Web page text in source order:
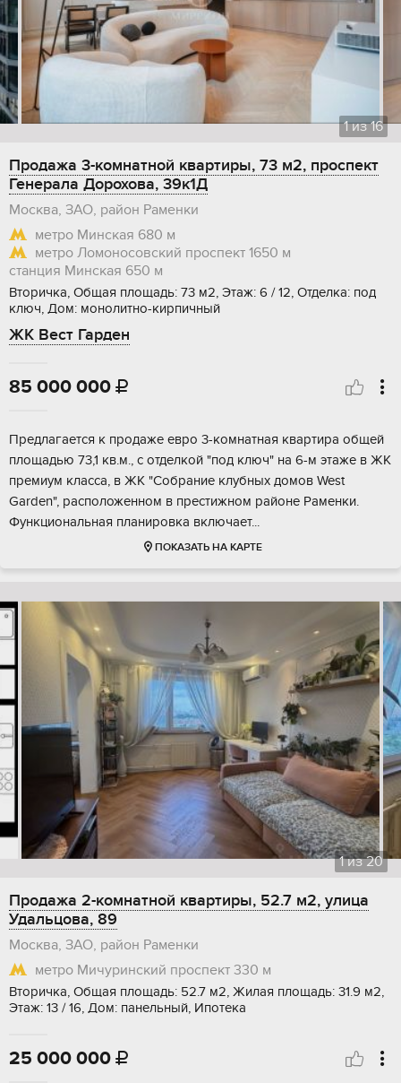
1из16
Продажа 3-комнатной квартиры, 73 м2, проспект
Генерала Дорохова, 39к1Д
Москва, ЗАО, район Раменки
метро Минская 680 м
метро Ломоносовский проспект 1650 м
станция Минская 650 м
Вторичка, Общая площадь: 73 м2, Этаж: 6 / 12, Отделка: под
ключ, Дом: монолитно-кирпичный
ЖК Вест Гарден
85 000 000 
Предлагается к продаже евро 3-комнатная квартира общей
площадью 73,1 кв.м., с отделкой "под ключ" на 6-м этаже в ЖК
премиум класса, в ЖК "Собрание клубных домов West
Garden", расположенном в престижном районе Раменки.
Функциональная планировка включает...
ПОКАЗАТЬ НА КАРТЕ
1из20
Продажа 2-комнатной квартиры, 52.7 м2, улица
Удальцова, 89
Москва, ЗАО, район Раменки
метро Мичуринский проспект 330 м
Вторичка, Общая площадь: 52.7 м2, Жилая площадь: 31.9 м2,
Этаж: 13 / 16, Дом: панельный, Ипотека
25 000 000 